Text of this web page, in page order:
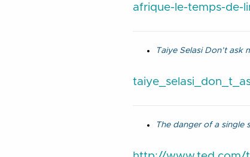
afrique-le-temps-de-
Taiye Selasi Don’t ask
The danger of a single